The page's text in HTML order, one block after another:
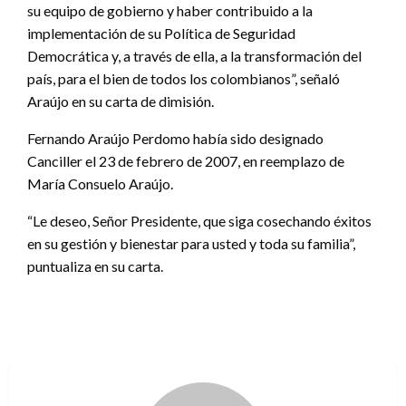
su equipo de gobierno y haber contribuido a la
implementación de su Política de Seguridad
Democrática y, a través de ella, a la transformación del
país, para el bien de todos los colombianos”, señaló
Araújo en su carta de dimisión.
Fernando Araújo Perdomo había sido designado
Canciller el 23 de febrero de 2007, en reemplazo de
María Consuelo Araújo.
“Le deseo, Señor Presidente, que siga cosechando éxitos
en su gestión y bienestar para usted y toda su familia”,
puntualiza en su carta.